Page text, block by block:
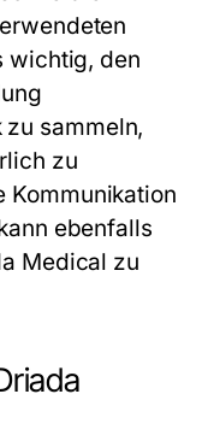
wichtig, den
sammeln,
zu
Kommunikation
ebenfalls
Medical zu